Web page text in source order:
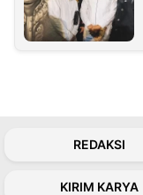
REDAKSI
KIRIM KARYA